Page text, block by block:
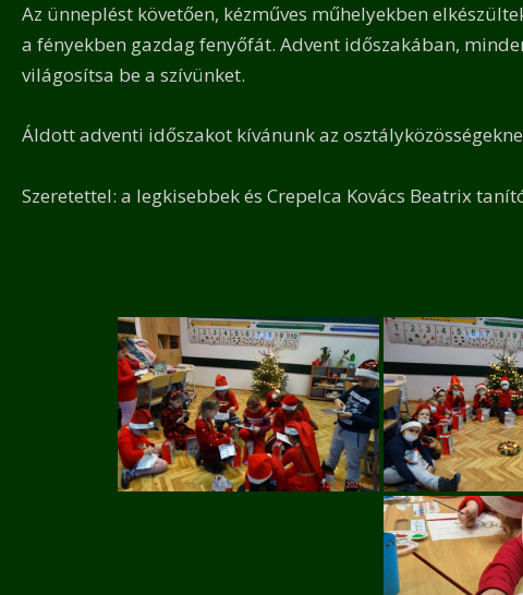
Az ünneplést követően, kézműves műhelyekben
a fényekben gazdag fenyőfát. Advent időszakában,
világosítsa be a szívünket.
Áldott adventi időszakot kívánunk az
Szeretettel: a legkisebbek és Crepelca Kovács Beatrix